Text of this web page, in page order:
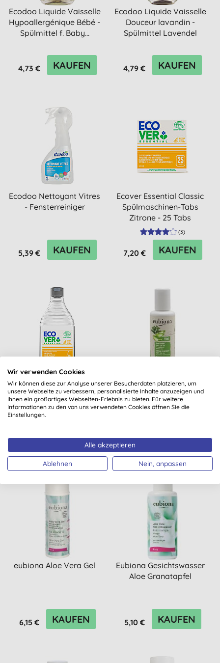
Ecodoo Liquide Vaisselle
Hypoallergénique Bébé -
Spülmittel f. Baby...
4,73 € KAUFEN
Ecodoo Liquide Vaisselle
Douceur lavandin -
Spülmittel Lavendel
4,79 € KAUFEN
Ecodoo Nettoyant Vitres
- Fensterreiniger
5,39 € KAUFEN
Ecover Essential Classic
Spülmaschinen-Tabs
Zitrone - 25 Tabs
(3)
7,20 € KAUFEN
Ecover Essential Hand-
Spülmittel Zitrone - 450
ml
2,75 €
Eubiona
Aufbaushampoo Henna-
Aloe Vera
5,10 €
eubiona Aloe Vera Gel
6,15 € KAUFEN
Eubiona Gesichtswasser
Aloe Granatapfel
5,10 € KAUFEN
Wir verwenden Cookies
Wir können diese zur Analyse unserer Besucherdaten platzieren, um
unsere Webseite zu verbessern, personalisierte Inhalte anzuzeigen und
Ihnen ein großartiges Webseiten-Erlebnis zu bieten. Für weitere
Informationen zu den von uns verwendeten Cookies öffnen Sie die
Einstellungen.
Alle akzeptieren
Ablehnen Nein, anpassen